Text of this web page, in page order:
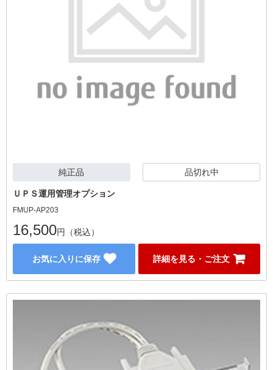
純正品 品切れ中
ＵＰＳ運用管理オプション
FMUP-AP203
16,500円（税込）
お気に入りに保存 詳細を見る・ご注文